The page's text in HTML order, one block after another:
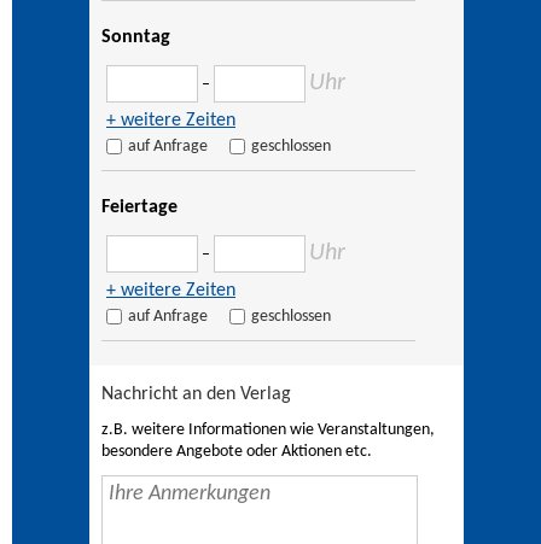
Sonntag
– Uhr
+ weitere Zeiten
auf Anfrage geschlossen
Feiertage
– Uhr
+ weitere Zeiten
auf Anfrage geschlossen
Nachricht an den Verlag
z.B. weitere Informationen wie Veranstaltungen,
besondere Angebote oder Aktionen etc.